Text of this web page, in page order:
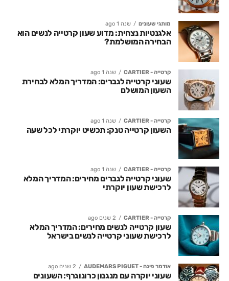
מותגי שעונים שנה 1 ago
אלגנטיות נצחית: מדוע שעון קרטייה לנשים הוא
הבחירה המושלמת?
קרטייה - CARTIER שנה 1 ago
שעוני קרטייה לגברים: המדריך המלא לבחירת
השעון המושלם
קרטייה - CARTIER שנה 1 ago
השעון קרטייה טנק: תכשיט יוקרתי לכל שעה
קרטייה - CARTIER שנה 1 ago
שעוני קרטייה לגברים מחירים: המדריך המלא
לרכישת שעון יוקרתי
קרטייה - CARTIER 2 שנים ago
שעון קרטייה לנשים מחירים: המדריך המלא
לרכישת שעוני קרטייה לנשים בישראל
אודמר פיגה - AUDEMARS PIGUET 2 שנים ago
שעוני יוקרה עם מנגנון כרונוגרף: השעונים